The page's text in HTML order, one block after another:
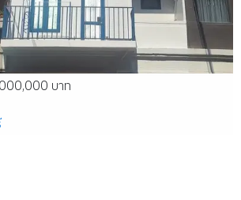
บาท